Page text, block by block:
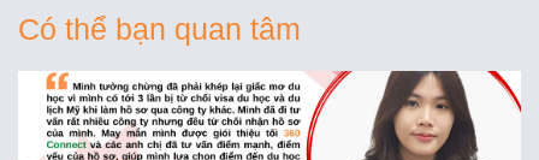
Có thể bạn quan tâm